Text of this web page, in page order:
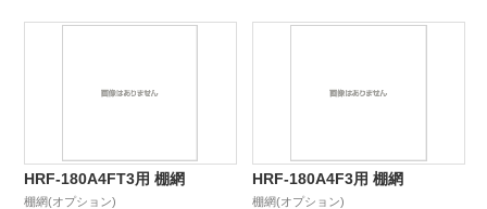
HRF-180A4FT3用 棚網
棚網(オプション)
HRF-180A4F3用 棚網
棚網(オプション)